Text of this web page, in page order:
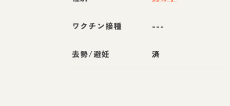
ワクチン接種 ---
去勢/避妊 済